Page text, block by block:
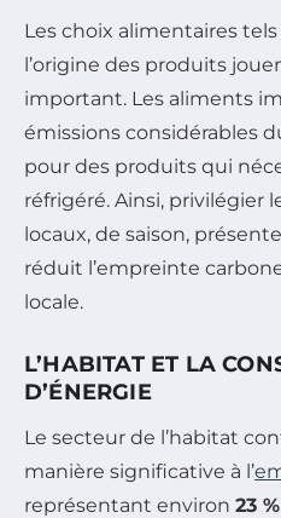
Les choix alimentaires
l’origine des produits
important. Les aliments
émissions considérables
pour des produits qui
réfrigéré. Ainsi, privilégier
locaux, de saison,
réduit l’empreinte
locale.
L’HABITAT ET LA
D’ÉNERGIE
Le secteur de l’habitat
manière significative à l’
représentant environ 23